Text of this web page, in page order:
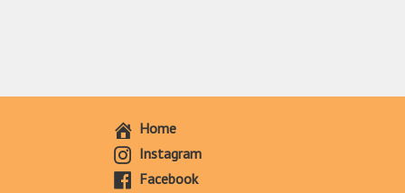
Home
Instagram
Facebook